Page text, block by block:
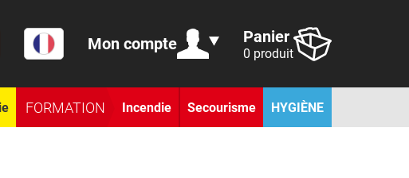
Mon compte Panier
0 produit
FORMATION Incendie Secourisme HYGIÈNE